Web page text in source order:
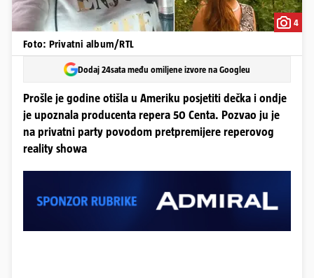
4
Foto: Privatni album/RTL
Dodaj 24sata među omiljene izvore na Googleu
Prošle je godine otišla u Ameriku posjetiti dečka i ondje
je upoznala producenta repera 50 Centa. Pozvao ju je
na privatni party povodom pretpremijere reperovog
reality showa